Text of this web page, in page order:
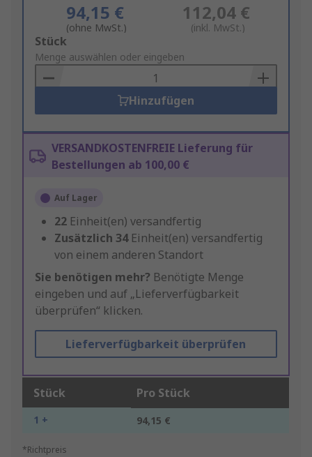
94,15 €
(ohne MwSt.)
112,04 €
(inkl. MwSt.)
Add
to
Basket
Stück
Menge auswählen oder eingeben
Hinzufügen
VERSANDKOSTENFREIE Lieferung für
Bestellungen ab 100,00 €
Auf Lager
22 Einheit(en) versandfertig
Zusätzlich 34 Einheit(en) versandfertig
von einem anderen Standort
Sie benötigen mehr? Benötigte Menge
eingeben und auf „Lieferverfügbarkeit
überprüfen“ klicken.
Lieferverfügbarkeit überprüfen
Stück Pro Stück
1 + 94,15 €
*Richtpreis